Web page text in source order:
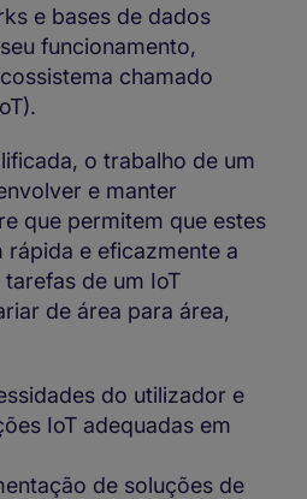
e bases de dados
funcionamento,
chamado
o trabalho de um
e manter
que permitem que estes
rápida e eficazmente a
de um IoT
de área para área,
do utilizador e
IoT adequadas em
de soluções de